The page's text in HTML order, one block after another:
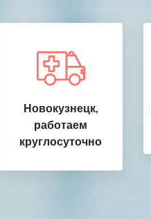
Новокузнецк,
работаем
круглосуточно